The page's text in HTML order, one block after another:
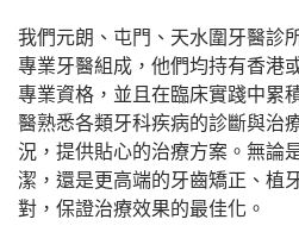
我們元朗、屯門、天水圍牙醫診
專業牙醫組成，他們均持有香港
專業資格，並且在臨床實踐中累
醫熟悉各類牙科疾病的診斷與治
況，提供貼心的治療方案。無論
潔，還是更高端的牙齒矯正、植
對，保證治療效果的最佳化。